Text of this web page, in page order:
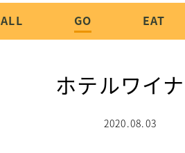
ALL GO EAT
ホテルワイ
2020.08.03